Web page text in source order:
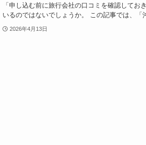
「申し込む前に旅行会社の口コミを確認してお
いるのではないでしょうか。 この記事では、「
2026年4月13日